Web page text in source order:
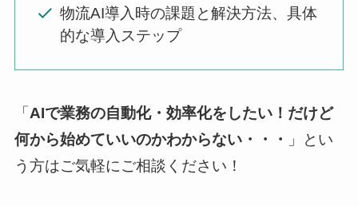
物流AI導入時の課題と解決方法、具体
的な導入ステップ
「 AIで業務の自動化・効率化をしたい！だけど
何から始めていいのかわからない・・・
」とい
う方はご気軽にご相談ください！